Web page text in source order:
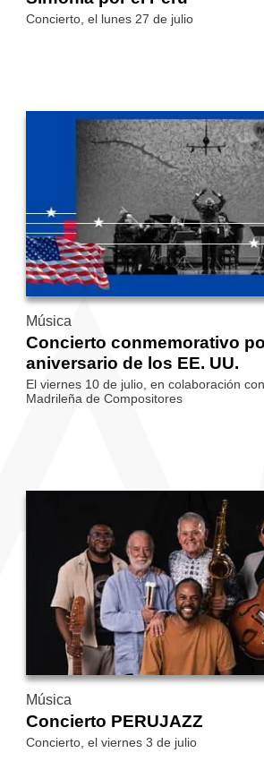
Concierto, el lunes 27 de julio
Música
Concierto conmemorativo
aniversario de los EE. UU.
El viernes 10 de julio, en colaboración
Madrileña de Compositores
Música
Concierto PERUJAZZ
Concierto, el viernes 3 de julio